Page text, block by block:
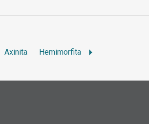
Axinita Hemimorfita